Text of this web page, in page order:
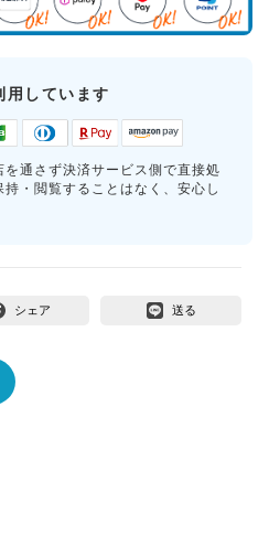
用しています
通さず決済サービス側で直接処
・閲覧することはなく、安心し
シェア 送る